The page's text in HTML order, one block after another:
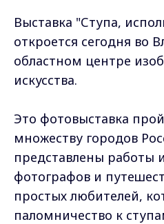
Выставка "Ступа,
откроется сегодня во
областном центре
искусства.
Это фотовыставка
множеству городов
представлены работы
фотографов и
простых любителей,
паломничество к